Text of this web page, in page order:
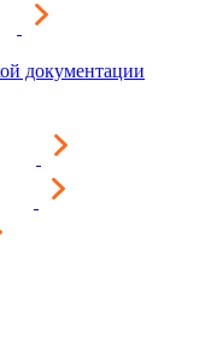
документации